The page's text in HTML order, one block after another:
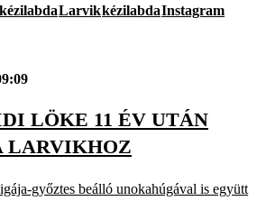
LarvikkézilabdaInstagram
LÖKE 11 ÉV UTÁN
LARVIKHOZ
győztes beálló unokahúgával is együtt